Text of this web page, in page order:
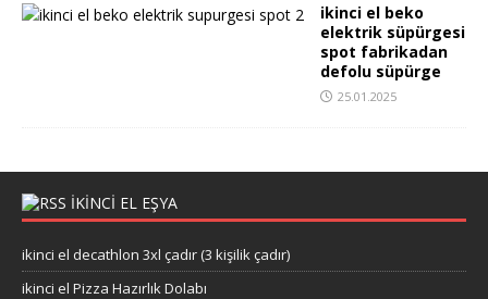
ikinci el beko
elektrik süpürgesi
spot fabrikadan
defolu süpürge
25.01.2025
IKINCI EL EŞYA
ikinci el decathlon 3xl çadır (3 kişilik çadır)
ikinci el Pizza Hazırlık Dolabı